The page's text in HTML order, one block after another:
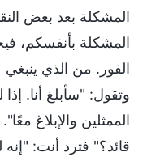
المشكلة بعد بعض
المشكلة بأنفسكم،
الفور. من الذي
وتقول: "سأبلغ أنا.
الممثلين والإبلاغ
قائد؟" فترد أنت: "إنه